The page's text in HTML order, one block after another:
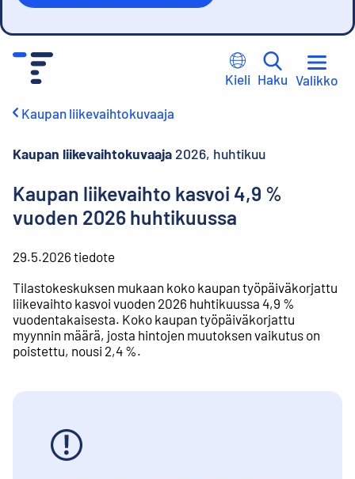
Kieli Haku Valikko
Kaupan liikevaihtokuvaaja
Kaupan liikevaihtokuvaaja 2026, huhtikuu
Kaupan liikevaihto kasvoi 4,9 %
vuoden 2026 huhtikuussa
29.5.2026 tiedote
Tilastokeskuksen mukaan koko kaupan työpäiväkorjattu
liikevaihto kasvoi vuoden 2026 huhtikuussa 4,9 %
vuodentakaisesta. Koko kaupan työpäiväkorjattu
myynnin määrä, josta hintojen muutoksen vaikutus on
poistettu, nousi 2,4 %.